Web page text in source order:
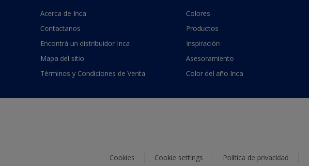
Acerca de Inca
Contactanos
Encontrá un distribuidor Inca
Mapa del sitio
Términos y Condiciones de Venta
Colores
Productos
Inspiración
Asesoramiento
Color del año Inca
Cookies Cookie settings Política de privacidad